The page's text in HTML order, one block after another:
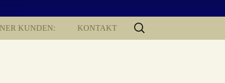
KUNDEN: KONTAKT
SUCHEN
NACH: